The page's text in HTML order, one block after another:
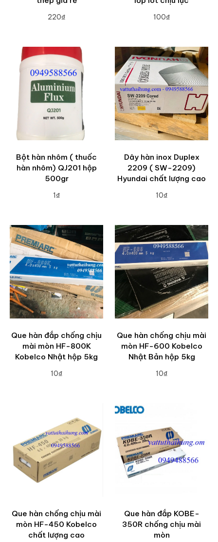
220₫ 100₫
Bột hàn nhôm ( thuốc
hàn nhôm) QJ201 hộp
500gr
1₫
Dây hàn inox Duplex
2209 ( SW-2209)
Hyundai chất lượng cao
10₫
Que hàn đắp chống chịu
mài mòn HF-800K
Kobelco Nhật hộp 5kg
10₫
Que hàn chống chịu mài
mòn HF-600 Kobelco
Nhật Bản hộp 5kg
10₫
Que hàn chống chịu mài
mòn HF-450 Kobelco
chất lượng cao
Que hàn đắp KOBE-
350R chống chịu mài
mòn